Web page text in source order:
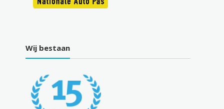
Wij bestaan